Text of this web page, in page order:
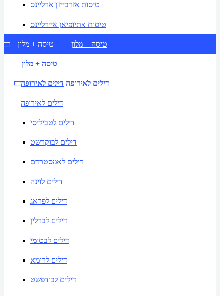
טיסות אזרבייז'ן ארליינס
טיסות אתיופיאן איירליינס
טיסה + מלון טיסה + מלון
טיסה + מלון
דילים לאירופה דילים לאירופה
דילים לאירופה
דילים לטביליסי
דילים לבוקרשט
דילים לאמסטרדם
דילים לוינה
דילים לפראג
דילים לברלין
דילים לבטומי
דילים לרומא
דילים לבודפשט